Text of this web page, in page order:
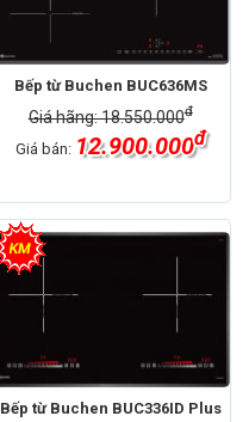
Bếp từ Buchen BUC636MS
Giá hãng: 18.550.000đ
Giá bán: 12.900.000đ
Bếp từ Buchen BUC336ID Plus